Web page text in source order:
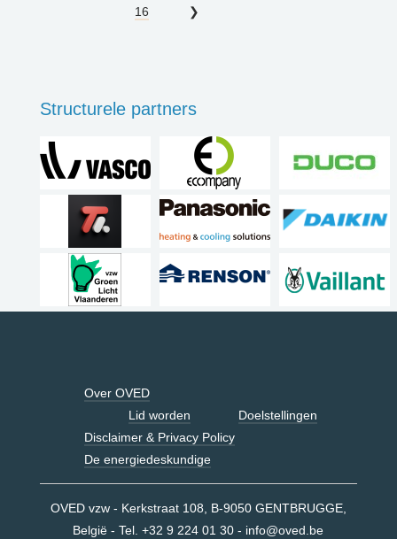
16
Structurele partners
Over OVED
Lid worden
Doelstellingen
Disclaimer & Privacy Policy
De energiedeskundige
OVED vzw - Kerkstraat 108, B-9050 GENTBRUGGE,
België - Tel. +32 9 224 01 30 - info@oved.be